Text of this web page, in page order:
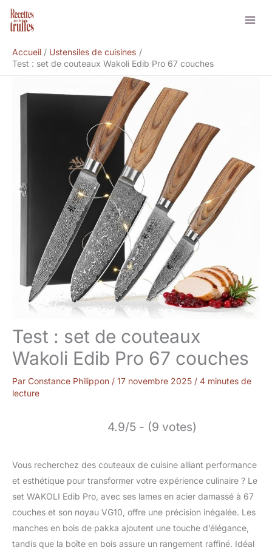
Aller
Accueil
Ustensiles de cuisines
Test : set de couteaux Wakoli Edib Pro 67 couches
Test : set de couteaux
Wakoli Edib Pro 67 couches
Par Constance Philippon / 17 novembre 2025 / 4 minutes de
lecture
4.9/5 - (9 votes)
Vous recherchez des couteaux de cuisine alliant performance
et esthétique pour transformer votre expérience culinaire ? Le
set WAKOLI Edib Pro, avec ses lames en acier damassé à 67
couches et son noyau VG10, offre une précision inégalée. Les
manches en bois de pakka ajoutent une touche d’élégance,
tandis que la boîte en bois assure un rangement raffiné. Idéal
Rechercher